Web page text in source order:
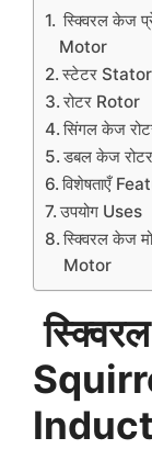
स्क्विरल केज
Motor
स्टेटर Stator
रोटर Rotor
सिंगल केज
डबल केज
विशेषताएँ
उपयोग Uses
स्क्विरल केज
Motor